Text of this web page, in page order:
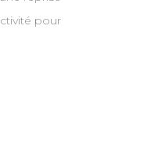
pour